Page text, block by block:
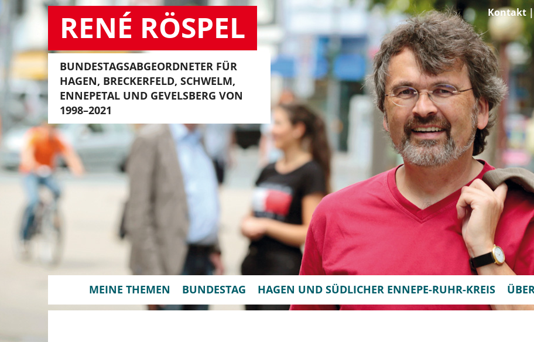
RENÉ RÖSPEL
BUNDESTAGSABGEORDNETER FÜR
HAGEN, BRECKERFELD, SCHWELM,
ENNEPETAL UND GEVELSBERG VON
1998–2021
MEINE THEMEN BUNDESTAG HAGEN UND SÜDLICHER ENNEPE-RUHR-KREIS
Kontakt